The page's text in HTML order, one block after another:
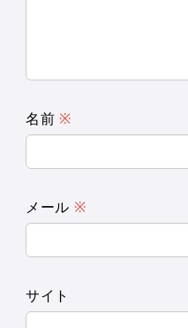
名前 ※
メール ※
サイト